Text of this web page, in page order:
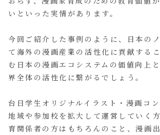
いといった実情があります。
今回ご紹介した事例のように、日本の
て海外の漫画産業の活性化に貢献する
む日本の漫画エコシステムの価値向上
界全体の活性化に繋がるでしょう。
台日学生オリジナルイラスト・漫画コ
地域や参加校を拡大して運営していく
育関係者の方はもちろんのこと、漫画